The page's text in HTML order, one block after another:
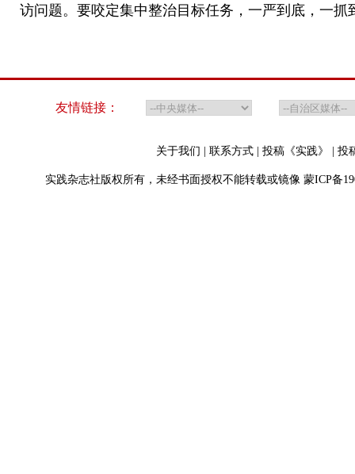
访问题。要咬定集中整治目标任务，一严到底，一抓
友情链接：
关于我们 联系方式 投稿《实践》 投
实践杂志社版权所有，未经书面授权不能转载或镜像 蒙ICP备